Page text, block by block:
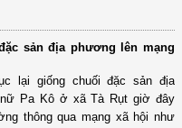
sản địa phương lên mạng
lại giống chuối đặc sản địa
Pa Kô ở xã Tà Rụt giờ đây
thông qua mạng xã hội như